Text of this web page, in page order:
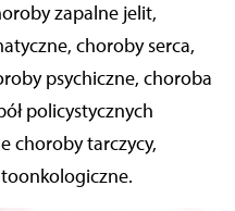
zapalne jelit,
choroby serca,
psychiczne, choroba
policystycznych
choroby tarczycy,